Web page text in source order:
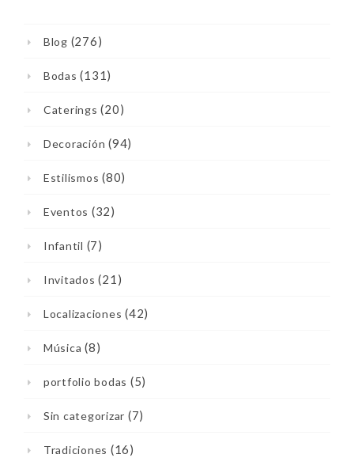
Blog (276)
Bodas (131)
Caterings (20)
Decoración (94)
Estilismos (80)
Eventos (32)
Infantil (7)
Invitados (21)
Localizaciones (42)
Música (8)
portfolio bodas (5)
Sin categorizar (7)
Tradiciones (16)